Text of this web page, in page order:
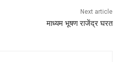
Next article
माध्यम भूषण राजेंद्र घरत